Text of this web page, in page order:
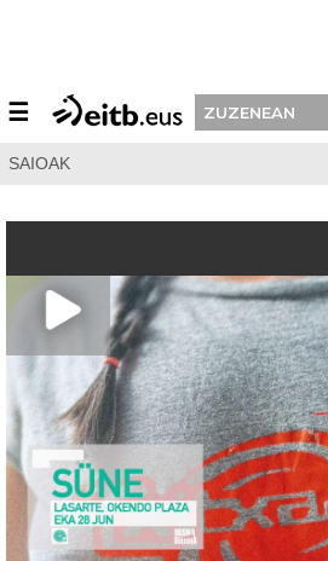
☰ ZUZENEAN
SAIOAK